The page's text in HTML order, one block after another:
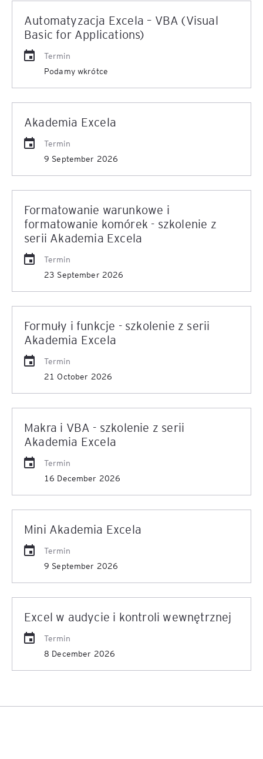
Automatyzacja Excela – VBA (Visual
Basic for Applications)
Termin
Podamy wkrótce
Akademia Excela
Termin
9 September 2026
Formatowanie warunkowe i
formatowanie komórek - szkolenie z
serii Akademia Excela
Termin
23 September 2026
Formuły i funkcje - szkolenie z serii
Akademia Excela
Termin
21 October 2026
Makra i VBA - szkolenie z serii
Akademia Excela
Termin
16 December 2026
Mini Akademia Excela
Termin
9 September 2026
Excel w audycie i kontroli wewnętrznej
Termin
8 December 2026